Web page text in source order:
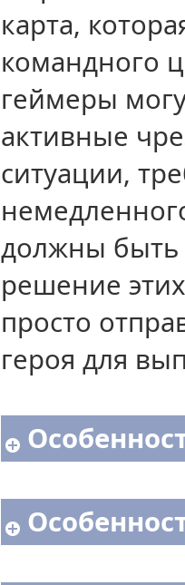
карта,
командного
геймеры
активные
ситуации,
должны быть
решение
просто
героя для